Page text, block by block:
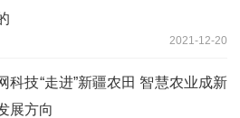
2021-12-20
科技“走进”新疆农田 智慧农业成新
展方向